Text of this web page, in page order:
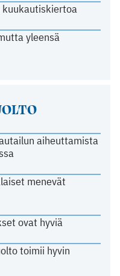
kuukautiskiertoa
yleensä
aiheuttamista
menevät
ovat hyviä
toimii hyvin